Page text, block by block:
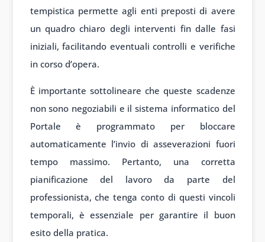
tempistica permette agli enti preposti di avere
un quadro chiaro degli interventi fin dalle fasi
iniziali, facilitando eventuali controlli e verifiche
in corso d’opera.
È importante sottolineare che queste scadenze
non sono negoziabili e il sistema informatico del
Portale è programmato per bloccare
automaticamente l’invio di asseverazioni fuori
tempo massimo. Pertanto, una corretta
pianificazione del lavoro da parte del
professionista, che tenga conto di questi vincoli
temporali, è essenziale per garantire il buon
esito della pratica.